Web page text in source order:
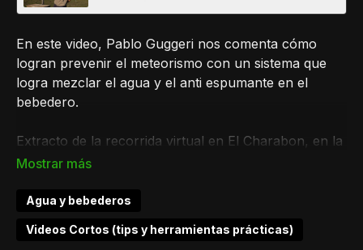
En este video, Pablo Guggeri nos comenta cómo
logran prevenir el meteorismo con un sistema que
logra mezclar el agua y el anti espumante en el
bebedero.
Extracto de la recorrida virtual en El Charabon, en la
Gira Virtual de Pastoreo Racional 2021. Podes ver la
Gira Virtual de Pastoreo Racional 2021
Agua y bebederos
Videos Cortos (tips y herramientas prácticas)